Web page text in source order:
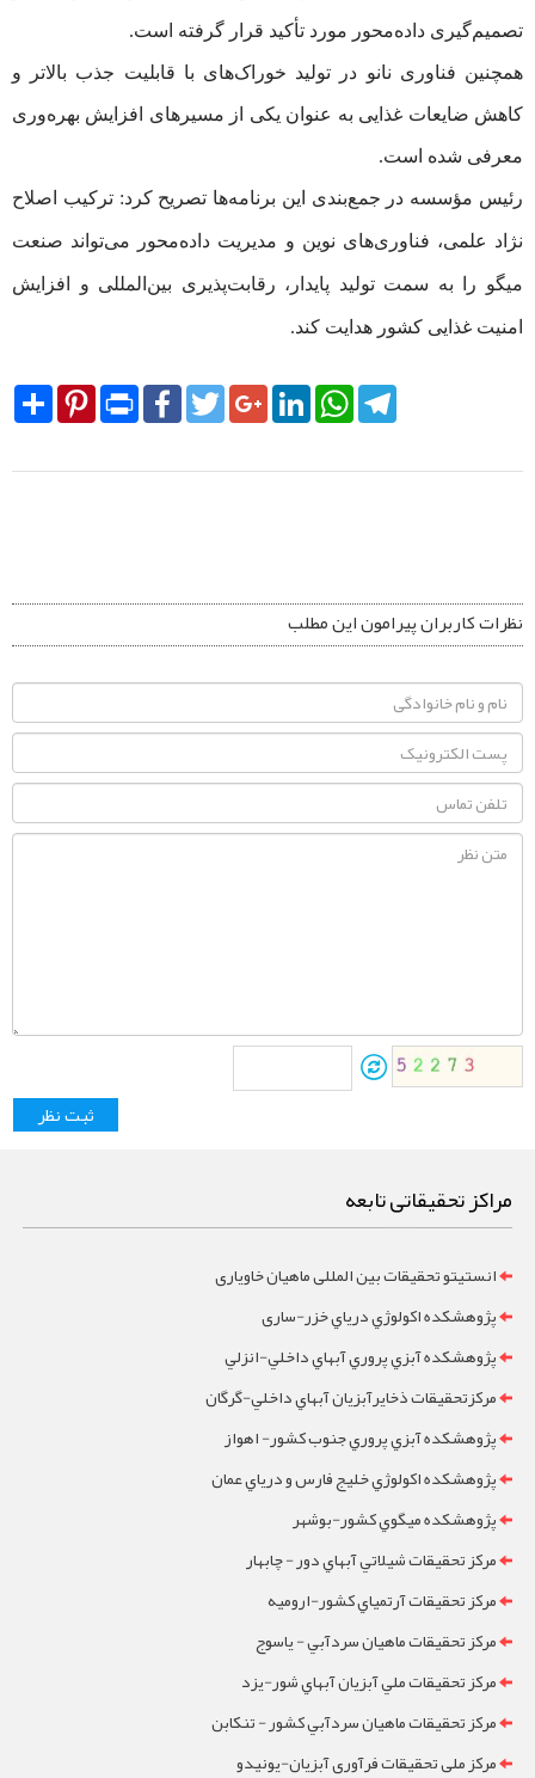
تصمیم‌گیری داده‌محور مورد تأکید قرار گرفته است.
همچنین فناوری نانو در تولید خوراک‌های با قابلیت جذب بالاتر و
کاهش ضایعات غذایی به عنوان یکی از مسیرهای افزایش بهره‌وری
معرفی شده است.
رئیس مؤسسه در جمع‌بندی این برنامه‌ها تصریح کرد: ترکیب اصلاح
نژاد علمی، فناوری‌های نوین و مدیریت داده‌محور می‌تواند صنعت
میگو را به سمت تولید پایدار، رقابت‌پذیری بین‌المللی و افزایش
امنیت غذایی کشور هدایت کند.
SharePinterest Print
FacebookTwitterGoogle+LinkedInWhatsAppTelegram
نظرات کاربران پیرامون این مطلب
مراکز تحقیقاتی تابعه
انستیتو تحقیقات بین المللی ماهیان خاویاری
پژوهشکده اکولوژي درياي خزر-ساری
پژوهشکده آبزي پروري آبهاي داخلي-انزلي
مرکزتحقيقات ذخايرآبزيان آبهاي داخلي-گرگان
پژوهشکده آبزي پروري جنوب کشور- اهواز
پژوهشکده اکولوژي خليج فارس و درياي عمان
پژوهشکده ميگوي کشور-بوشهر
مرکز تحقيقات شيلاتي آبهاي دور - چابهار
مرکز تحقيقات آرتمياي کشور-ارومیه
مرکز تحقيقات ماهيان سردآبي - ياسوج
مرکز تحقيقات ملي آبزيان آبهاي شور-یزد
مرکز تحقيقات ماهيان سردآبي کشور - تنکابن
مرکز ملی تحقیقات فرآوری آبزیان-یونیدو